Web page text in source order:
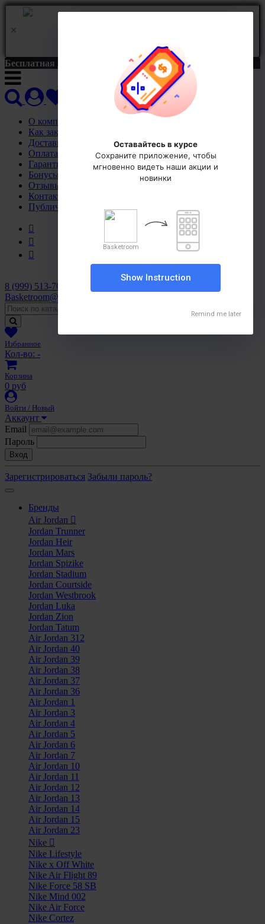
Бесплатная доставка | Шестая пара в подарок
О компании
Как заказать
Доставка
Оплата
Гарантия
Бонусы
Отзывы
Контакты
Публичная оферта
8 (999) 513-70-72
Basketroom@inbox.ru
Избранное
Кол-во: -
Корзина
0 руб
Войти / Новый
Аккаунт
Email
Пароль
Вход
Зарегистрироваться Забыли пароль?
Бренды
Air Jordan
Jordan Trunner
Jordan Heir
Jordan Mars
Jordan Spizike
Jordan Stadium
Jordan Courtside
Jordan Westbrook
Jordan Luka
Jordan Zion
Jordan Tatum
Air Jordan 312
Air Jordan 40
Air Jordan 39
Air Jordan 38
Air Jordan 37
Air Jordan 36
Air Jordan 1
Air Jordan 3
Air Jordan 4
Air Jordan 5
Air Jordan 6
Air Jordan 7
Air Jordan 10
Air Jordan 11
Air Jordan 12
Air Jordan 13
Air Jordan 14
Air Jordan 15
Air Jordan 23
Nike
Nike Lifestyle
Nike x Off White
Nike Air Flight 89
Nike Force 58 SB
Nike Mind 002
Nike Air Force
Nike Cortez